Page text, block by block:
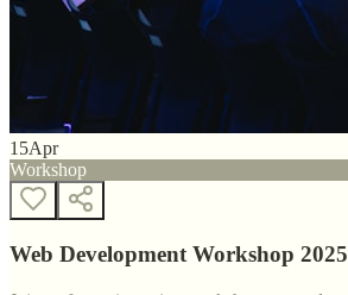
15Apr
Workshop
Web Development Workshop 2025